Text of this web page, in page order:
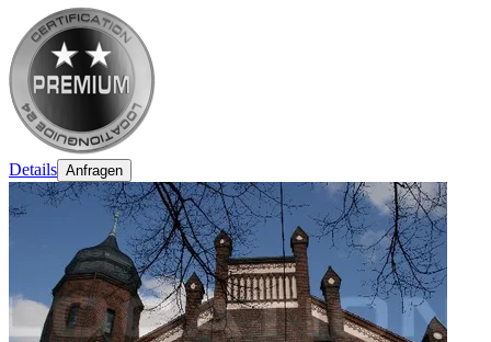
Details Anfragen